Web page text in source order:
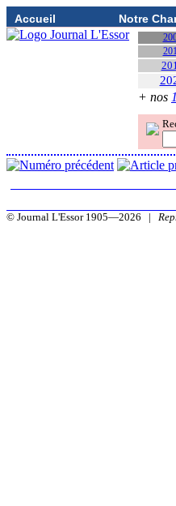
Accueil Notre
+ nos
© Journal L'Essor 1905—2026 |